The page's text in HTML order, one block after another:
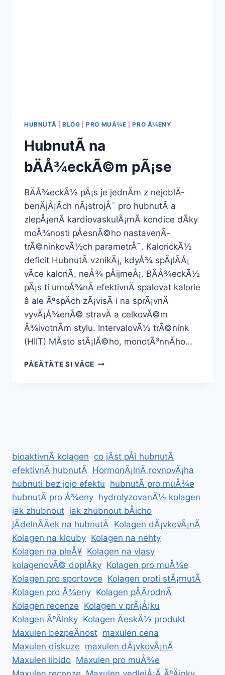
HUBNUTÃ­ BLOG |PRO MUÅ¾E |PRO Å¾ENY
HubnutÃ­ na
bÄÅ¾eckÃ©m pÃ¡se
BÄÅ¾eckÃ½ pÃ¡s je jednÃ­m z nejoblÃ­
benÄjÅ¡Ã­ch nÃ¡strojÅ¯ pro hubnutÃ­ a
zlepÅ¡enÃ­ kardiovaskulÃ¡rnÃ­ kondice dÃ­ky
moÅ¾nosti pÅesnÃ©ho nastavenÃ­
trÃ©ninkovÃ½ch parametrÅ¯. KalorickÃ½
deficit HubnutÃ­ vznikÃ¡, kdyÅ¾ spÃ¡lÃ­Å¡
vÃ­ce kaloriÃ­, neÅ¾ pÅijmeÅ¡. BÄÅ¾eckÃ½
pÃ¡s ti umoÅ¾nÃ­ efektivnÄ spalovat kalorie
â ale ÃºspÄch zÃ¡visÃ­ i na sprÃ¡vnÄ
vyvÃ¡Å¾enÃ© stravÄ a celkovÃ©m
Å¾ivotnÃ­m stylu. IntervalovÃ½ trÃ©nink
(HIIT) MÃ­sto stÃ¡lÃ©ho, monotÃ³nnÃ­ho…
PÅEÄTÄTE SI VÃ­CEHUBNUTÃ­
bioaktivnÃ­ kolagen co jÃ­st pÅi hubnutÃ­
efektivnÃ­ hubnutÃ­ HormonÃ¡lnÃ­ rovnovÃ¡ha
hubnuti bez jojo efektu hubnutÃ­ pro muÅ¾e
hubnutÃ­ pro Å¾eny hydrolyzovanÃ½ kolagen
jak zhubnout jak zhubnout bÅicho
jÃ­delnÃ­Äek na hubnutÃ­ Kolagen dÃ¡vkovÃ¡nÃ­
Kolagen na klouby Kolagen na nehty
Kolagen na pleÅ¥ Kolagen na vlasy
kolagenovÃ© doplÅky Kolagen pro muÅ¾e
Kolagen pro sportovce Kolagen proti stÃ¡rnutÃ­
Kolagen pro Å¾eny Kolagen pÅÃ­rodnÃ­
Kolagen recenze Kolagen v prÃ¡Å¡ku
Kolagen ÃºÄinky Kolagen ÄeskÃ½ produkt
Maxulen bezpeÄnost maxulen cena
Maxulen diskuze maxulen dÃ¡vkovÃ¡nÃ­
Maxulen libido Maxulen pro muÅ¾e